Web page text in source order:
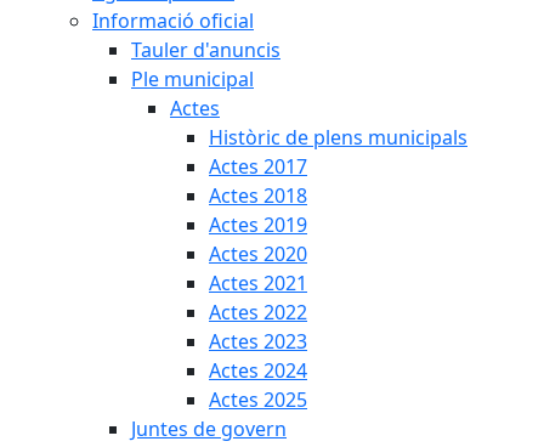
Informació oficial
Tauler d'anuncis
Ple municipal
Actes
Històric de plens municipals
Actes 2017
Actes 2018
Actes 2019
Actes 2020
Actes 2021
Actes 2022
Actes 2023
Actes 2024
Actes 2025
Juntes de govern